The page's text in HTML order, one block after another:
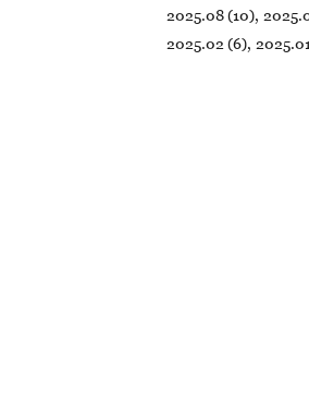
2025.08 (10)
2025.02 (6)